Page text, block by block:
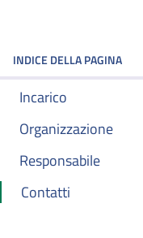
INDICE DELLA PAGINA
Incarico
Organizzazione
Responsabile
Contatti